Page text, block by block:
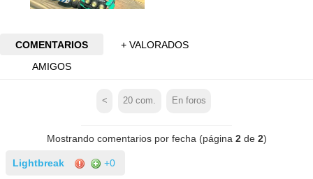
COMENTARIOS
+ VALORADOS
AMIGOS
< 20 com. En foros
Mostrando comentarios por fecha (página 2de 2)
Lightbreak +0